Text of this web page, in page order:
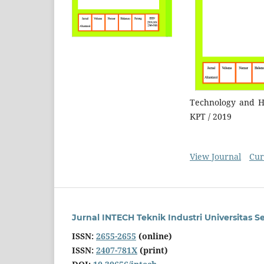
Technology and
KPT / 2019
View Journal
Jurnal INTECH Teknik Industri Universitas
ISSN: 2655-2655 (online)
ISSN: 2407-781X (print)